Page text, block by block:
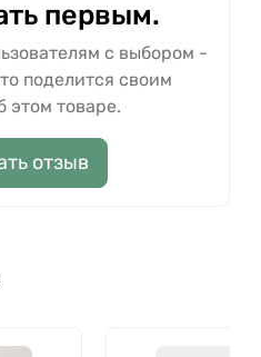
первым.
с выбором -
поделится своим
этом товаре.
отзыв